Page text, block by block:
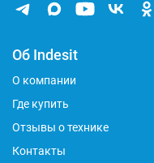
Об Indesit
О компании
Где купить
Отзывы о технике
Контакты